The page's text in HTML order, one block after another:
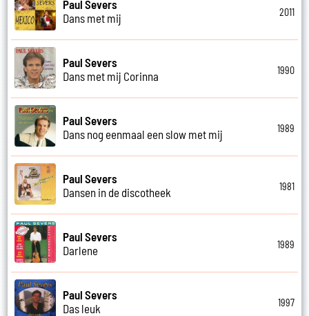
Paul Severs
Dans met mij
2011
Paul Severs
Dans met mij Corinna
1990
Paul Severs
Dans nog eenmaal een slow met mij
1989
Paul Severs
Dansen in de discotheek
1981
Paul Severs
Darlene
1989
Paul Severs
Das leuk
1997